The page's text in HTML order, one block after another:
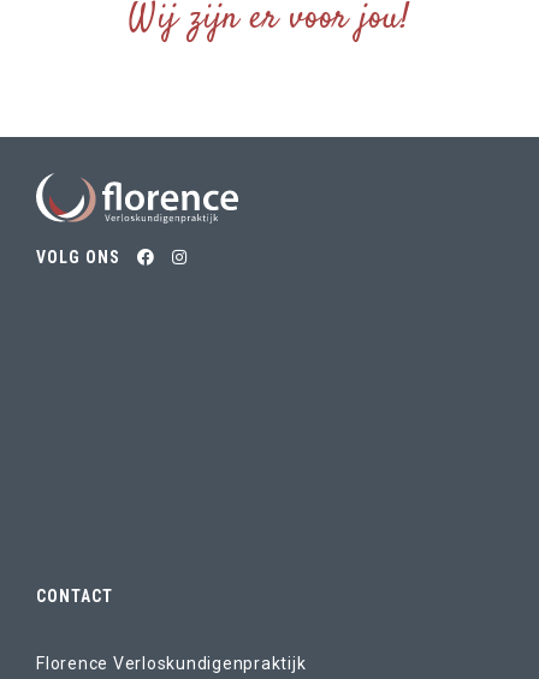
Wij zijn er voor jou!
VOLG ONS
CONTACT
Florence Verloskundigenpraktijk